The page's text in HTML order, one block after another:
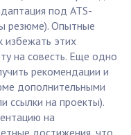
под ATS-
резюме). Опытные
избежать этих
на совесть. Еще одно
рекомендации и
дополнительными
ссылки на проекты).
на